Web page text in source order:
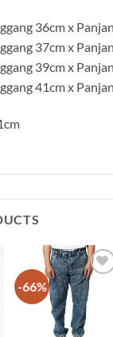
36cm x
37cm x
39cm x
41cm x
-66%
Add to
wishlist